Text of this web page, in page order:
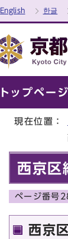
English 한글
トップページ
現在位置：
西京区
ページ番号
西京